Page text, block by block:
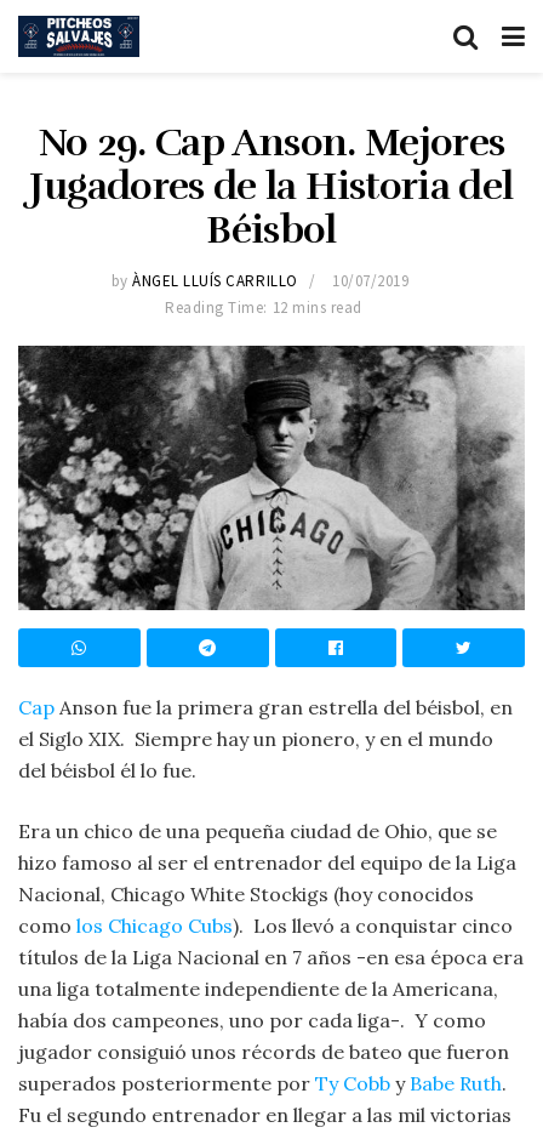
No 29. Cap Anson. Mejores
Jugadores de la Historia del
Béisbol
by ÀNGEL LLUÍS CARRILLO
10/07/2019
Reading Time: 12 mins read
Cap Anson fue la primera gran estrella del béisbol, en
el Siglo XIX. Siempre hay un pionero, y en el mundo
del béisbol él lo fue.
Era un chico de una pequeña ciudad de Ohio, que se
hizo famoso al ser el entrenador del equipo de la Liga
Nacional, Chicago White Stockigs (hoy conocidos
como los Chicago Cubs). Los llevó a conquistar cinco
títulos de la Liga Nacional en 7 años -en esa época era
una liga totalmente independiente de la Americana,
había dos campeones, uno por cada liga-. Y como
jugador consiguió unos récords de bateo que fueron
superados posteriormente por Ty Cobb y Babe Ruth.
Fu el segundo entrenador en llegar a las mil victorias